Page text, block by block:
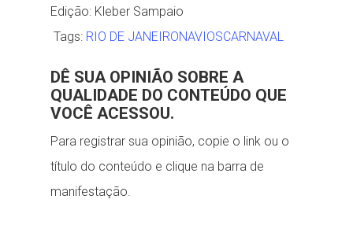
Edição: Kleber Sampaio
Tags: RIO DE JANEIRONAVIOSCARNAVAL
DÊ SUA OPINIÃO SOBRE A
QUALIDADE DO CONTEÚDO QUE
VOCÊ ACESSOU.
Para registrar sua opinião, copie o link ou o
título do conteúdo e clique na barra de
manifestação.